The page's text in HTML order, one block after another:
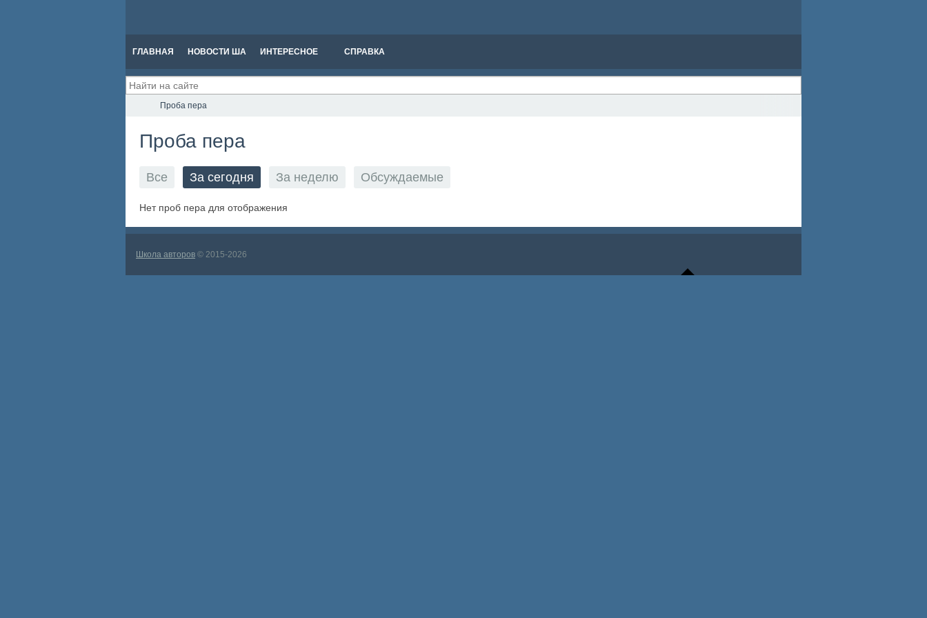
ГЛАВНАЯ НОВОСТИ ША ИНТЕРЕСНОЕ СПРАВКА
Проба пера
Проба пера
Все За сегодня За неделю Обсуждаемые
Нет проб пера для отображения
Школа авторов © 2015-2026